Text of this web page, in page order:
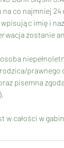
co najmniej
imię i
pisemna
w całości w